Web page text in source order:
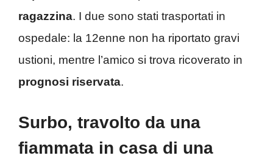
ragazzina. I due sono stati trasportati in
ospedale: la 12enne non ha riportato gravi
ustioni, mentre l’amico si trova ricoverato in
prognosi riservata.
Surbo, travolto da una
fiammata in casa di una